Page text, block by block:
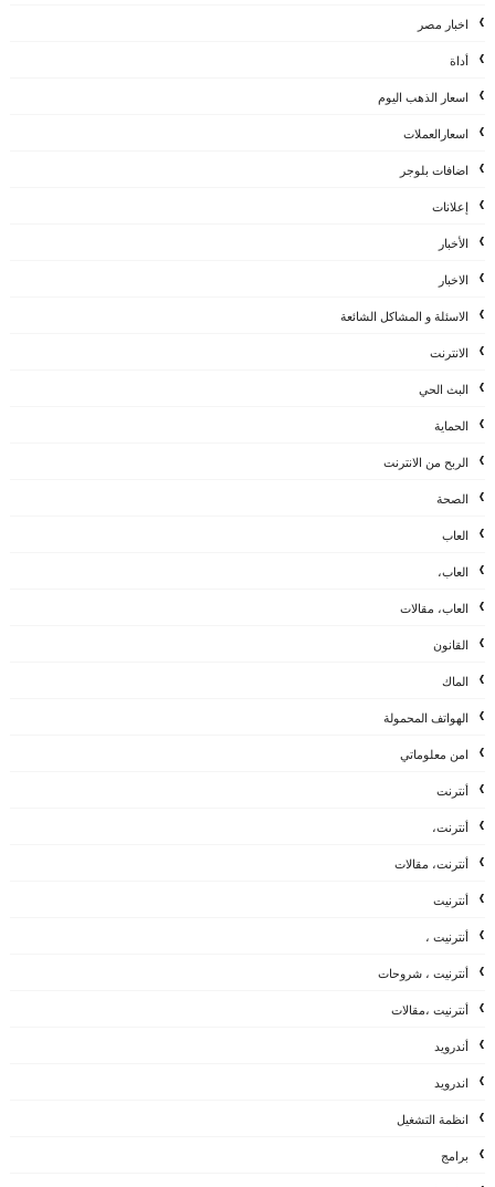
اخبار مصر
أداة
اسعار الذهب اليوم
اسعارالعملات
اضافات بلوجر
إعلانات
الأخبار
الاخبار
الاسئلة و المشاكل الشائعة
الانترنت
البث الحي
الحماية
الربح من الانترنت
الصحة
العاب
العاب،
العاب، مقالات
القانون
الماك
الهواتف المحمولة
امن معلوماتي
أنترنت
أنترنت،
أنترنت، مقالات
أنترنيت
أنترنيت ،
أنترنيت ، شروحات
أنترنيت ،مقالات
أندرويد
اندرويد
انظمة التشغيل
برامج